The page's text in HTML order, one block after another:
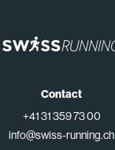
Contact
+41 31 359 73 00
info@swiss-running.ch